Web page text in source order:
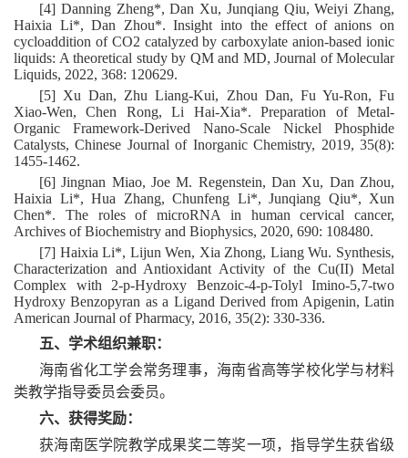
[4] Danning Zheng*, Dan Xu, Junqiang Qiu, Weiyi Zhang,
Haixia Li*, Dan Zhou*. Insight into the effect of anions on
cycloaddition of CO2 catalyzed by carboxylate anion-based ionic
liquids: A theoretical study by QM and MD, Journal of Molecular
Liquids, 2022, 368: 120629.
[5] Xu Dan, Zhu Liang-Kui, Zhou Dan, Fu Yu-Ron, Fu
Xiao-Wen, Chen Rong, Li Hai-Xia*. Preparation of Metal-
Organic Framework-Derived Nano-Scale Nickel Phosphide
Catalysts, Chinese Journal of Inorganic Chemistry, 2019, 35(8):
1455-1462.
[6] Jingnan Miao, Joe M. Regenstein, Dan Xu, Dan Zhou,
Haixia Li*, Hua Zhang, Chunfeng Li*, Junqiang Qiu*, Xun
Chen*. The roles of microRNA in human cervical cancer,
Archives of Biochemistry and Biophysics, 2020, 690: 108480.
[7] Haixia Li*, Lijun Wen, Xia Zhong, Liang Wu. Synthesis,
Characterization and Antioxidant Activity of the Cu(II) Metal
Complex with 2-p-Hydroxy Benzoic-4-p-Tolyl Imino-5,7-two
Hydroxy Benzopyran as a Ligand Derived from Apigenin, Latin
American Journal of Pharmacy, 2016, 35(2): 330-336.
五、学术组织兼职：
海南省化工学会常务理事，海南省高等学校化学与材料
类教学指导委员会委员。
六、获得奖励：
获海南医学院教学成果奖二等奖一项，指导学生获省级